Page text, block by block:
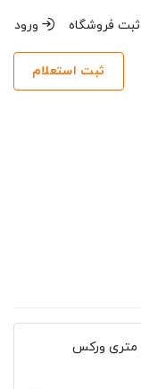
ثبت فروشگاه ورود
ثبت استعلام